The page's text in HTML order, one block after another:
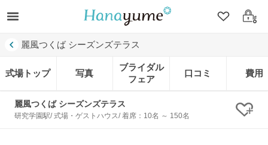
クリップ
ログ
麗風つくば シーズンズテラス
式場トップ 写真
ブライダル
フェア
口コミ 費用
麗風つくば シーズンズテラス
研究学園駅/ 式場・ゲストハウス/ 着席：10名 ～ 150名 ク